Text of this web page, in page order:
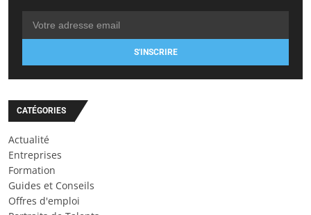
S'INSCRIRE
CATÉGORIES
Actualité
Entreprises
Formation
Guides et Conseils
Offres d'emploi